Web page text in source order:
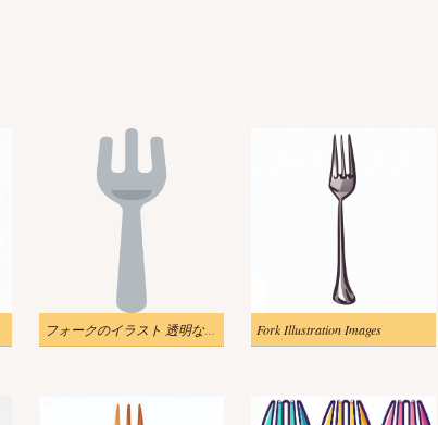
フォークのイラスト 透明な背景 Fork Illustration Images